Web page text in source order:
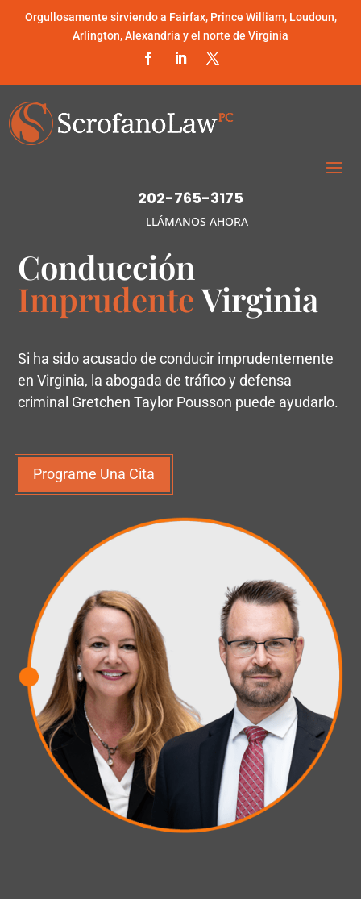
Orgullosamente sirviendo a Fairfax, Prince William, Loudoun,
Arlington, Alexandria y el norte de Virginia
202-765-3175
LLÁMANOS AHORA
Conducción
ImprudenteVirginia
Si ha sido acusado de conducir imprudentemente
en Virginia, la abogada de tráfico y defensa
criminal Gretchen Taylor Pousson puede ayudarlo.
Programe Una Cita